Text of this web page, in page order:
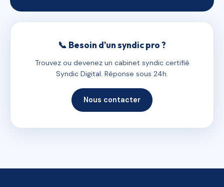
📞 Besoin d'un syndic pro ?
Trouvez ou devenez un cabinet syndic certifié
Syndic Digital. Réponse sous 24h.
Nous contacter